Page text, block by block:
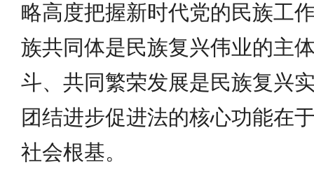
略高度把握新时代党的民族工
族共同体是民族复兴伟业的主
斗、共同繁荣发展是民族复兴
团结进步促进法的核心功能在
社会根基。